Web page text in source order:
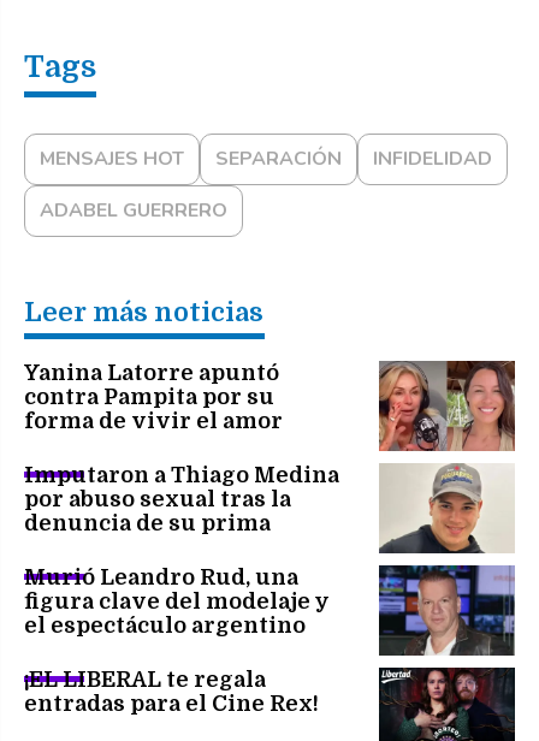
MENSAJES HOT SEPARACIÓN
INFIDELIDAD
ADABEL GUERRERO
Leer más noticias
Yanina Latorre apuntó
contra Pampita por su
forma de vivir el amor
Imputaron a Thiago Medina
por abuso sexual tras la
denuncia de su prima
Murió Leandro Rud, una
figura clave del modelaje y
el espectáculo argentino
¡EL LIBERAL te regala
entradas para el Cine Rex!